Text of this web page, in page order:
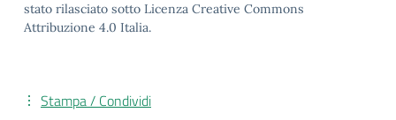
stato rilasciato sotto Licenza Creative Commons
Attribuzione 4.0 Italia.
Stampa / Condividi